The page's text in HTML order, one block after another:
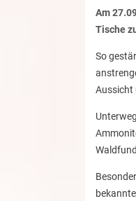
Am
Tische
So
Aussicht